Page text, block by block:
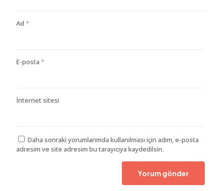
Ad *
E-posta *
İnternet sitesi
Daha sonraki yorumlarımda kullanılması için adım, e-posta
adresim ve site adresim bu tarayıcıya kaydedilsin.